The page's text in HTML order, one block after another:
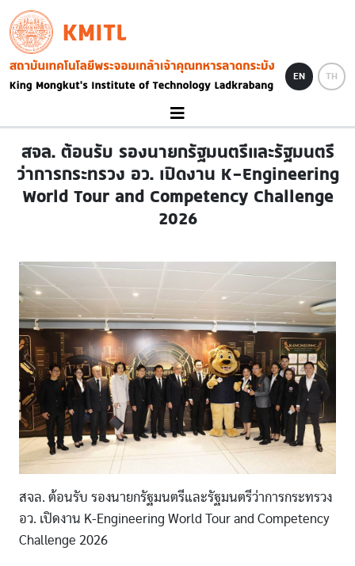
Skip to main content
KMITL
Image
EN TH
สจล. ต้อนรับ รองนายกรัฐมนตรีและรัฐมนตรี
ว่าการกระทรวง อว. เปิดงาน K-Engineering
World Tour and Competency Challenge
2026
สจล. ต้อนรับ รองนายกรัฐมนตรีและรัฐมนตรีว่าการกระทรวง
อว. เปิดงาน K-Engineering World Tour and Competency
Challenge 2026